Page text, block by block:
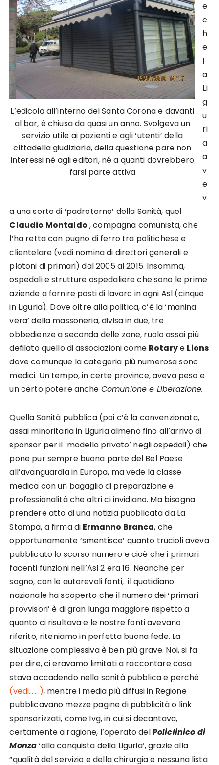
L’edicola all’interno del Santa Corona e davanti
al bar, è chiusa da quasi un anno. Svolgeva un
servizio utile ai pazienti e agli ‘utenti’ della
cittadella giudiziaria, della questione pare non
interessi nè agli editori, né a quanti dovrebbero
farsi parte attiva
e
c
h
e
l
a
Li
g
u
ri
a
a
v
e
v
a una sorte di ‘padreterno’ della Sanità, quel
Claudio Montaldo , compagna comunista, che
l’ha retta con pugno di ferro tra politichese e
clientelare (vedi nomina di direttori generali e
plotoni di primari) dal 2005 al 2015. Insomma,
ospedali e strutture ospedaliere che sono le prime
aziende a fornire posti di lavoro in ogni Asl (cinque
in Liguria). Dove oltre alla politica, c’è la ‘manina
vera’ della massoneria, divisa in due, tre
obbedienze a seconda delle zone, ruolo assai più
defilato quello di associazioni come Rotarye Lions
dove comunque la categoria più numerosa sono
medici. Un tempo, in certe province, aveva peso e
un certo potere anche Comunione e Liberazione.
Quella Sanità pubblica (poi c’è la convenzionata,
assai minoritaria in Liguria almeno fino all’arrivo di
sponsor per il ‘modello privato’ negli ospedali) che
pone pur sempre buona parte del Bel Paese
all’avanguardia in Europa, ma vede la classe
medica con un bagaglio di preparazione e
professionalità che altri ci invidiano. Ma bisogna
prendere atto di una notizia pubblicata da La
Stampa, a firma di Ermanno Branca, che
opportunamente ‘smentisce’ quanto trucioli aveva
pubblicato lo scorso numero e cioè che i primari
facenti funzioni nell’Asl 2 era 16. Neanche per
sogno, con le autorevoli fonti, il quotidiano
nazionale ha scoperto che il numero dei ‘primari
provvisori’ è di gran lunga maggiore rispetto a
quanto ci risultava e le nostre fonti avevano
riferito, riteniamo in perfetta buona fede. La
situazione complessiva è ben più grave. Noi, si fa
per dire, ci eravamo limitati a raccontare cosa
stava accadendo nella sanità pubblica e perché
(vedi…….), mentre i media più diffusi in Regione
pubblicavano mezze pagine di pubblicità o link
sponsorizzati, come Ivg, in cui si decantava,
certamente a ragione, l’operato delPoliclinico di
Monza‘alla conquista della Liguria’, grazie alla
“qualità del servizio e della chirurgia e nessuna lista